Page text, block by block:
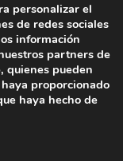
reservados.
personalizar el
de redes sociales
información
partners de
quienes pueden
proporcionado
haya hecho de